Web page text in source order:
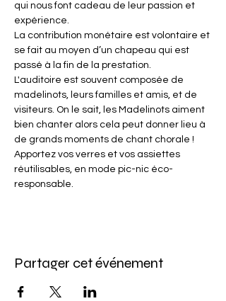
qui nous font cadeau de leur passion et
expérience.
La contribution monétaire est volontaire et
se fait au moyen d’un chapeau qui est
passé à la fin de la prestation.
L'auditoire est souvent composée de
madelinots, leurs familles et amis, et de
visiteurs. On le sait, les Madelinots aiment
bien chanter alors cela peut donner lieu à
de grands moments de chant chorale !
Apportez vos verres et vos assiettes
réutilisables, en mode pic-nic éco-
responsable.
Partager cet événement